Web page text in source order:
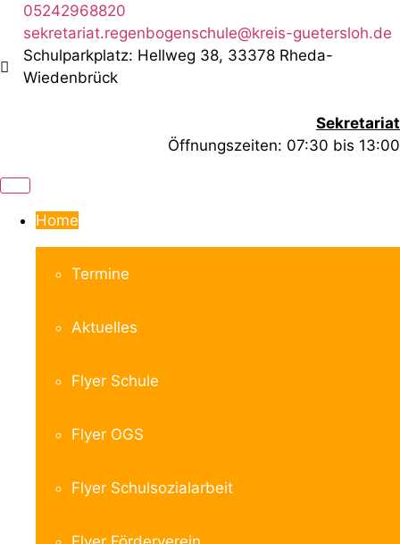
Zum
Inhalt
springen
05242968820
sekretariat.regenbogenschule@kreis-guetersloh.de
Schulparkplatz: Hellweg 38, 33378 Rheda-
Wiedenbrück
Sekretariat
Öffnungszeiten: 07:30 bis 13:00
Home
Termine
Aktuelles
Flyer Schule
Flyer OGS
Flyer Schulsozialarbeit